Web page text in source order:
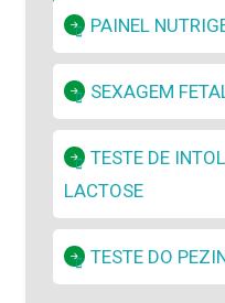
PAINEL
SEXAGEM
TESTE DE
LACTOSE
TESTE DO